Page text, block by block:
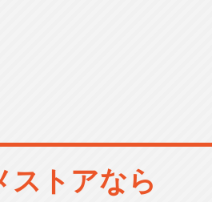
ストアなら